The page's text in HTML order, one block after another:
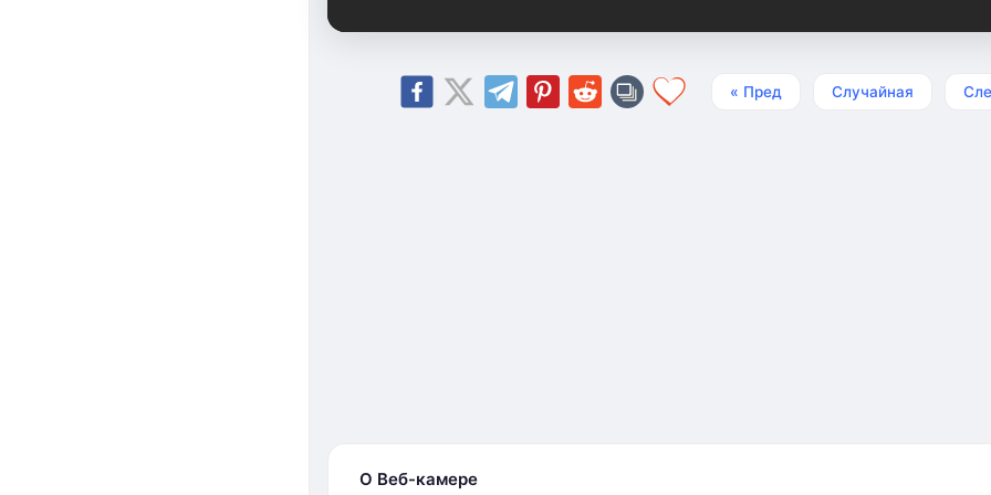
« Пред Случайная
О Веб-камере